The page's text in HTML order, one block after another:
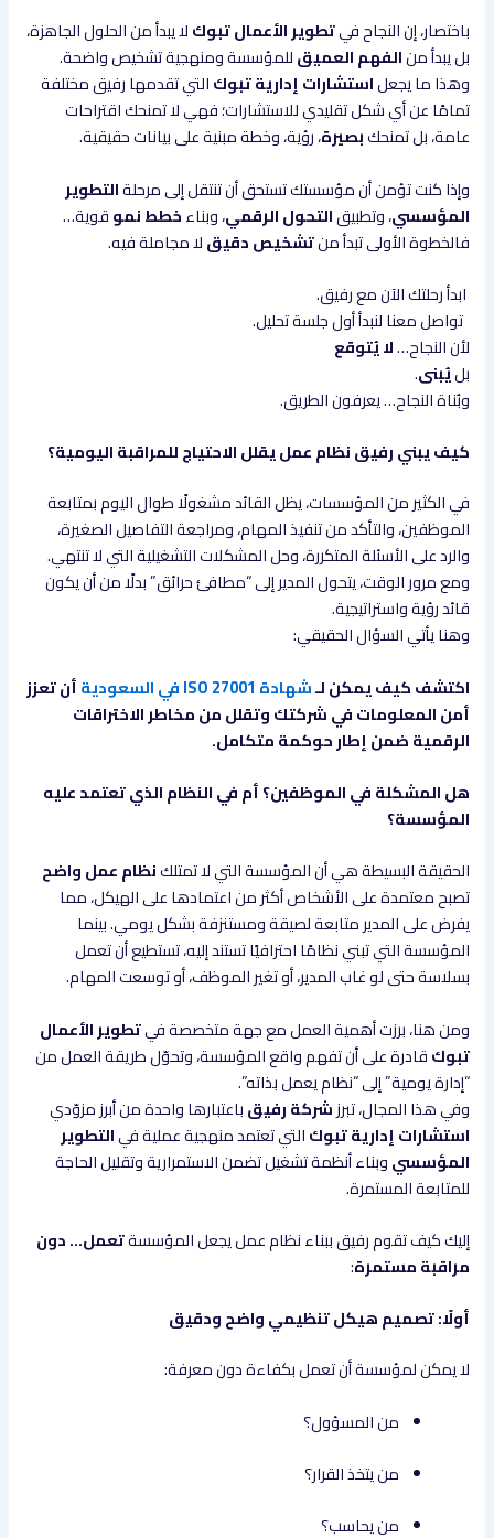
باختصار، إن النجاح فيتطوير الأعمال تبوكلا يبدأ من الحلول الجاهزة،
بل يبدأ منالفهم العميقللمؤسسة ومنهجية تشخيص واضحة.
وهذا ما يجعلاستشارات إدارية تبوكالتي تقدمها رفيق مختلفة
تمامًا عن أي شكل تقليدي للاستشارات؛ فهي لا تمنحك اقتراحات
عامة، بل تمنحكبصيرة، رؤية، وخطة مبنية على بيانات حقيقية.
وإذا كنت تؤمن أن مؤسستك تستحق أن تنتقل إلى مرحلةالتطوير
المؤسسي، وتطبيقالتحول الرقمي، وبناءخطط نموقوية…
فالخطوة الأولى تبدأ منتشخيص دقيقلا مجاملة فيه.
ابدأ رحلتك الآن مع رفيق.
تواصل معنا لنبدأ أول جلسة تحليل.
لأن النجاح…لا يُتوقع
بليُبنى.
وبُناة النجاح… يعرفون الطريق.
كيف يبني رفيق نظام عمل يقلل الاحتياج للمراقبة اليومية؟
في الكثير من المؤسسات، يظل القائد مشغولًا طوال اليوم بمتابعة
الموظفين، والتأكد من تنفيذ المهام، ومراجعة التفاصيل الصغيرة،
والرد على الأسئلة المتكررة، وحل المشكلات التشغيلية التي لا تنتهي.
ومع مرور الوقت، يتحول المدير إلى “مطافئ حرائق” بدلًا من أن يكون
قائد رؤية واستراتيجية.
وهنا يأتي السؤال الحقيقي:
اكتشف كيف يمكن لـشهادة ISO 27001 في السعودية
أن تعزز
أمن المعلومات في شركتك وتقلل من مخاطر الاختراقات
الرقمية ضمن إطار حوكمة متكامل.
هل المشكلة في الموظفين؟ أم في النظام الذي تعتمد عليه
المؤسسة؟
الحقيقة البسيطة هي أن المؤسسة التي لا تمتلكنظام عمل واضح
تصبح معتمدة على الأشخاص أكثر من اعتمادها على الهيكل، مما
يفرض على المدير متابعة لصيقة ومستنزفة بشكل يومي. بينما
المؤسسة التي تبني نظامًا احترافيًا تستند إليه، تستطيع أن تعمل
بسلاسة حتى لو غاب المدير، أو تغير الموظف، أو توسعت المهام.
ومن هنا، برزت أهمية العمل مع جهة متخصصة فيتطوير الأعمال
تبوكقادرة على أن تفهم واقع المؤسسة، وتحوّل طريقة العمل من
“إدارة يومية” إلى “نظام يعمل بذاته”.
وفي هذا المجال، تبرزشركة رفيقباعتبارها واحدة من أبرز مزوّدي
استشارات إدارية تبوكالتي تعتمد منهجية عملية فيالتطوير
المؤسسيوبناء أنظمة تشغيل تضمن الاستمرارية وتقليل الحاجة
للمتابعة المستمرة.
إليك كيف تقوم رفيق ببناء نظام عمل يجعل المؤسسةتعمل… دون
مراقبة مستمرة:
أولًا: تصميم هيكل تنظيمي واضح ودقيق
لا يمكن لمؤسسة أن تعمل بكفاءة دون معرفة:
من المسؤول؟
من يتخذ القرار؟
من يحاسب؟